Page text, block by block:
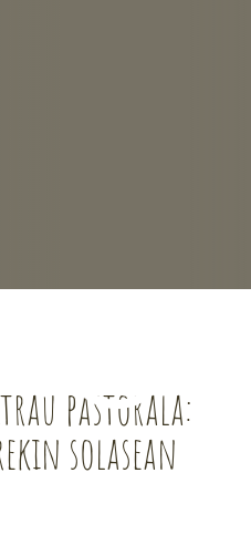
pastorala:
solasean